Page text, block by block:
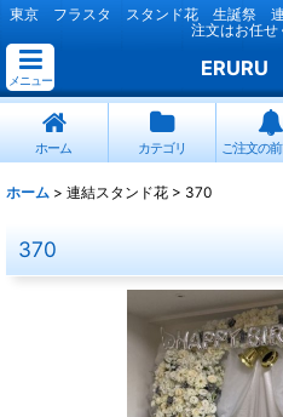
東京 フラスタ スタンド花 生誕祭 連
注文はお任せ
メニュー
ERURU
ホーム カテゴリ ご注文の
ホーム > 連結スタンド花 > 370
370